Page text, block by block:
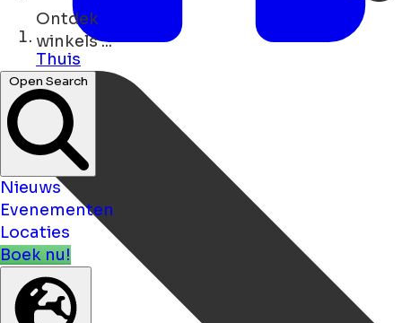
Ontdek
musea ...
Open Search
Nieuws
Evenementen
Locaties
Boek nu!
Thuis